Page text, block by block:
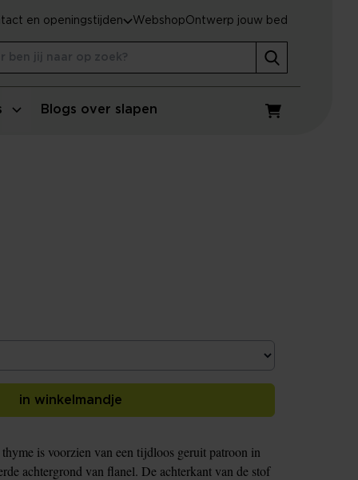
Blogs over slapen
Winkelwagen
en openingstijden WebshopOntwerp jouw bed
in winkelmandje
is voorzien van een tijdloos geruit patroon in
achtergrond van flanel. De achterkant van de stof